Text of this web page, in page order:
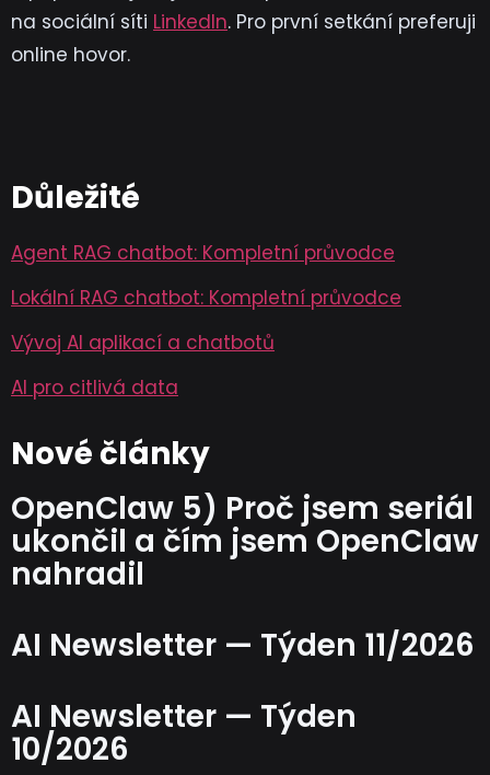
na sociální síti LinkedIn. Pro první setkání preferuji
online hovor.
Důležité
Agent RAG chatbot: Kompletní průvodce
Lokální RAG chatbot: Kompletní průvodce
Vývoj AI aplikací a chatbotů
AI pro citlivá data
Nové články
OpenClaw 5) Proč jsem seriál
ukončil a čím jsem OpenClaw
nahradil
AI Newsletter — Týden 11/2026
AI Newsletter — Týden
10/2026